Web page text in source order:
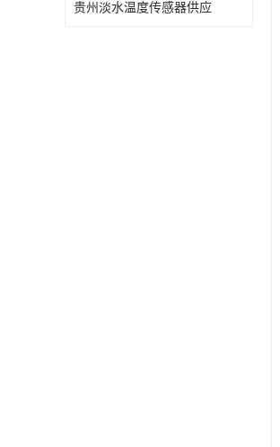
贵州淡水温度传感器供应